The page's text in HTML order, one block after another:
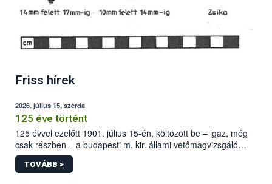
Friss hírek
2026. július 15, szerda
125 éve történt
125 évvel ezelőtt 1901. július 15-én, költözött be – igaz, még
csak részben – a budapesti m. kir. állami vetőmagvizsgáló
állomás a Kis Rókus utca 15. szám alatti, Czigler Győző által
tervezett új épületébe.
TOVÁBB >